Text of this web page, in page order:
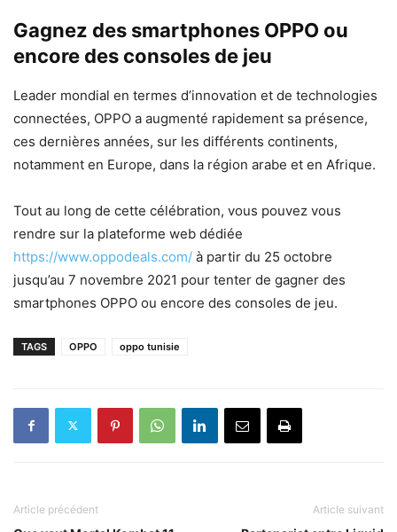
Gagnez des smartphones OPPO ou
encore des consoles de jeu
Leader mondial en termes d’innovation et de technologies
connectées, OPPO a augmenté rapidement sa présence,
ces dernières années, sur les différents continents,
notamment en Europe, dans la région arabe et en Afrique.
Tout au long de cette célébration, vous pouvez vous
rendre sur la plateforme web dédiée
https://www.oppodeals.com/ à partir du 25 octobre
jusqu’au 7 novembre 2021 pour tenter de gagner des
smartphones OPPO ou encore des consoles de jeu.
TAGS OPPO oppo tunisie
Article précédent Article suivant